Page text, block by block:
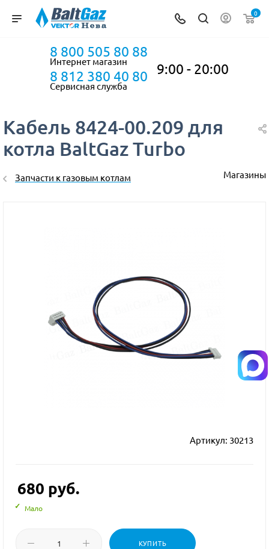
0
8 800 505 80 88
Интернет магазин
8 812 380 40 80
Сервисная служба
9:00 - 20:00
Кабель 8424-00.209 для
котла BaltGaz Turbo
Запчасти к газовым котлам Магазины
Артикул: 30213
680 руб.
Мало
КУПИТЬ